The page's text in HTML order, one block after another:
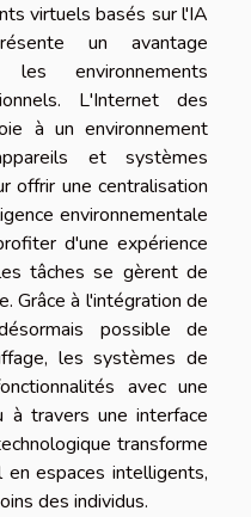
virtuels basés sur l'IA
un avantage
environnements
L'Internet des
à un environnement
et systèmes
offrir une centralisation
environnementale
d'une expérience
tâches se gèrent de
Grâce à l'intégration de
possible de
les systèmes de
avec une
à travers une interface
transforme
espaces intelligents,
des individus.